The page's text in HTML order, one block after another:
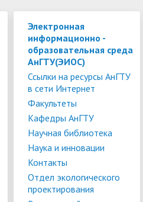
Электронная
информационно -
образовательная среда
АнГТУ(ЭИОС)
Ссылки на ресурсы АнГТУ
в сети Интернет
Факультеты
Кафедры АнГТУ
Научная библиотека
Наука и инновации
Контакты
Отдел экологического
проектирования